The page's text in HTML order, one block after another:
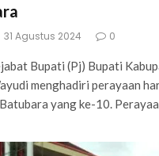
31 Agustus 2024 0
Bupati (Pj) Bupati
menghadiri perayaan
yang ke-10.